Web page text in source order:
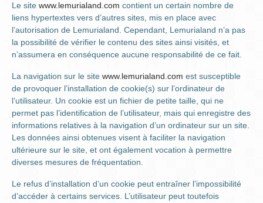
Le site www.lemurialand.com contient un certain nombre de
liens hypertextes vers d’autres sites, mis en place avec
l’autorisation de Lemurialand. Cependant, Lemurialand n’a pas
la possibilité de vérifier le contenu des sites ainsi visités, et
n’assumera en conséquence aucune responsabilité de ce fait.
La navigation sur le site www.lemurialand.com est susceptible
de provoquer l’installation de cookie(s) sur l’ordinateur de
l’utilisateur. Un cookie est un fichier de petite taille, qui ne
permet pas l’identification de l’utilisateur, mais qui enregistre des
informations relatives à la navigation d’un ordinateur sur un site.
Les données ainsi obtenues visent à faciliter la navigation
ultérieure sur le site, et ont également vocation à permettre
diverses mesures de fréquentation.
Le refus d’installation d’un cookie peut entraîner l’impossibilité
d’accéder à certains services. L’utilisateur peut toutefois